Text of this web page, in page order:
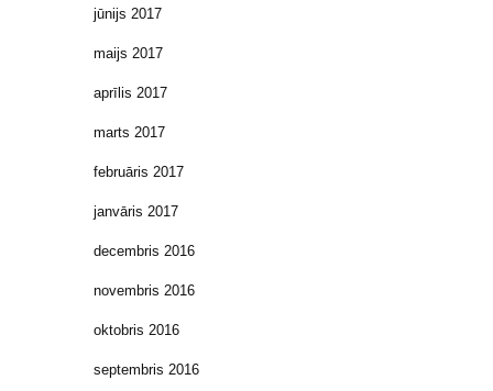
jūnijs 2017
maijs 2017
aprīlis 2017
marts 2017
februāris 2017
janvāris 2017
decembris 2016
novembris 2016
oktobris 2016
septembris 2016